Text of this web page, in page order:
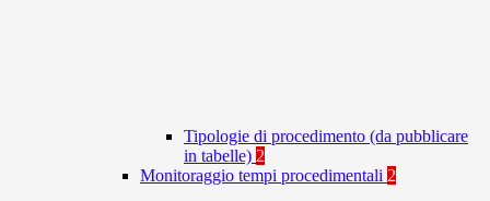
Tipologie di procedimento (da pubblicare
in tabelle) 2
Monitoraggio tempi procedimentali 2